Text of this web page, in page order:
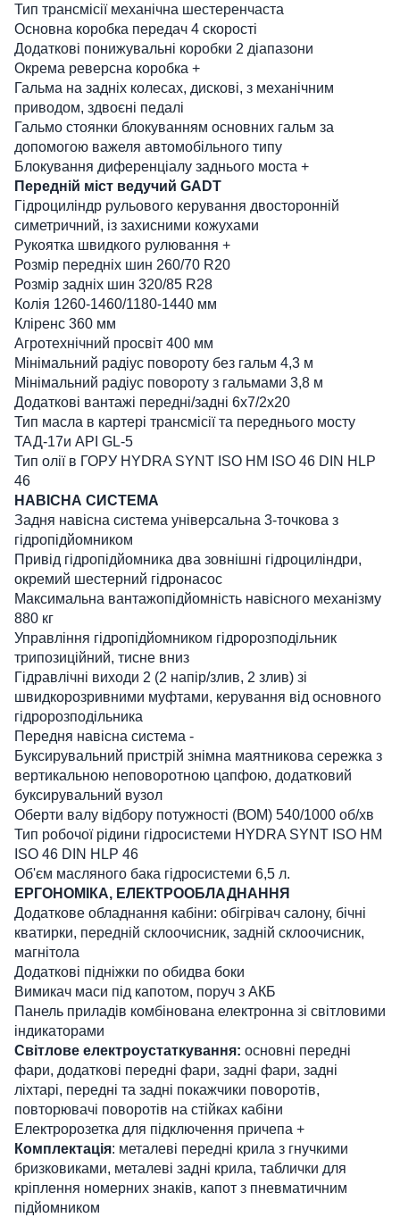
Тип трансмісії механічна шестеренчаста
Основна коробка передач 4 скорості
Додаткові понижувальні коробки 2 діапазони
Окрема реверсна коробка +
Гальма на задніх колесах, дискові, з механічним
приводом, здвоєні педалі
Гальмо стоянки блокуванням основних гальм за
допомогою важеля автомобільного типу
Блокування диференціалу заднього моста +
Передній міст ведучий GADT
Гідроциліндр рульового керування двосторонній
симетричний, із захисними кожухами
Рукоятка швидкого рулювання +
Розмір передніх шин 260/70 R20
Розмір задніх шин 320/85 R28
Колія 1260-1460/1180-1440 мм
Кліренс 360 мм
Агротехнічний просвіт 400 мм
Мінімальний радіус повороту без гальм 4,3 м
Мінімальний радіус повороту з гальмами 3,8 м
Додаткові вантажі передні/задні 6х7/2х20
Тип масла в картері трансмісії та переднього мосту
ТАД-17и API GL-5
Тип олії в ГОРУ HYDRA SYNT ISO НМ ISO 46 DIN HLP
46
НАВІСНА СИСТЕМА
Задня навісна система універсальна 3-точкова з
гідропідйомником
Привід гідропідйомника два зовнішні гідроциліндри,
окремий шестерний гідронасос
Максимальна вантажопідйомність навісного механізму
880 кг
Управління гідропідйомником гідророзподільник
трипозиційний, тисне вниз
Гідравлічні виходи 2 (2 напір/злив, 2 злив) зі
швидкорозривними муфтами, керування від основного
гідророзподільника
Передня навісна система -
Буксирувальний пристрій знімна маятникова сережка з
вертикальною неповоротною цапфою, додатковий
буксирувальний вузол
Оберти валу відбору потужності (ВОМ) 540/1000 об/хв
Тип робочої рідини гідросистеми HYDRA SYNT ISO НМ
ISO 46 DIN HLP 46
Об'єм масляного бака гідросистеми 6,5 л.
ЕРГОНОМІКА, ЕЛЕКТРООБЛАДНАННЯ
Додаткове обладнання кабіни: обігрівач салону, бічні
кватирки, передній склоочисник, задній склоочисник,
магнітола
Додаткові підніжки по обидва боки
Вимикач маси під капотом, поруч з АКБ
Панель приладів комбінована електронна зі світловими
індикаторами
Світлове електроустаткування: основні передні
фари, додаткові передні фари, задні фари, задні
ліхтарі, передні та задні покажчики поворотів,
повторювачі поворотів на стійках кабіни
Електророзетка для підключення причепа +
Комплектація: металеві передні крила з гнучкими
бризковиками, металеві задні крила, таблички для
кріплення номерних знаків, капот з пневматичним
підйомником